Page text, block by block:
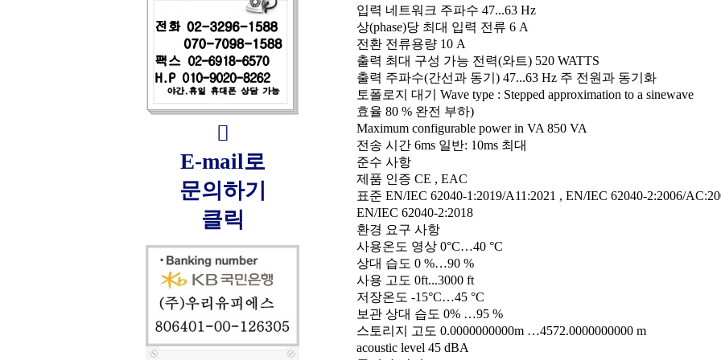

E-mail로
문의하기
클릭
입력 네트워크 주파수 47...63 Hz
상(phase)당 최대 입력 전류 6 A
전환 전류용량 10 A
출력 최대 구성 가능 전력(와트) 520 WATTS
출력 주파수(간선과 동기) 47...63 Hz 주 전원과 동기화
토폴로지 대기 Wave type : Stepped approximation to a sinewave
효율 80 % 완전 부하)
Maximum configurable power in VA 850 VA
전송 시간 6ms 일반: 10ms 최대
준수 사항
제품 인증 CE , EAC
표준 EN/IEC 62040-1:2019/A11:2021 , EN/IEC 62040-2:2006/
EN/IEC 62040-2:2018
환경 요구 사항
사용온도 영상 0°C…40 °C
상대 습도 0 %…90 %
사용 고도 0ft...3000 ft
저장온도 -15°C…45 °C
보관 상대 습도 0% …95 %
스토리지 고도 0.0000000000m …4572.0000000000 m
acoustic level 45 dBA